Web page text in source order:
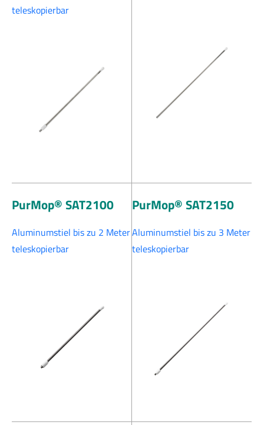
teleskopierbar
PurMop® SAT2100
Aluminumstiel bis zu 2 Meter
teleskopierbar
PurMop® SAT2150
Aluminumstiel bis zu 3 Meter
teleskopierbar